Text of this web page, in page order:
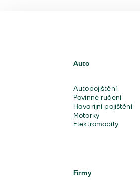
Auto
Autopojištění
Povinné ručení
Havarijní pojištění
Motorky
Elektromobily
Firmy